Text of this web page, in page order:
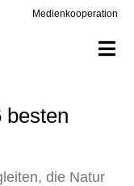
Medienkooperation
die Natur